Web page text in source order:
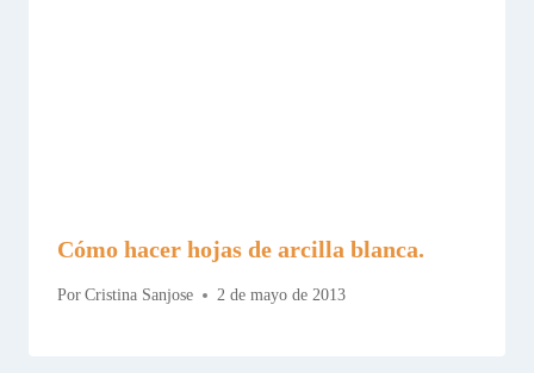
Cómo hacer hojas de arcilla blanca.
Por Cristina Sanjose 2 de mayo de 2013